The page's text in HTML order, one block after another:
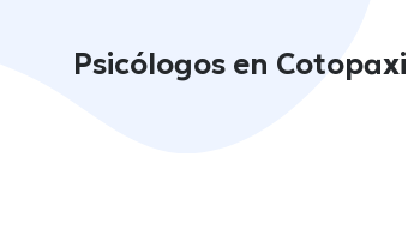
Psicólogos en Cotopaxi